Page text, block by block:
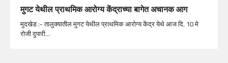
मुगट येथील प्राथमिक आरोग्य केंद्राच्या बागेत अचानक आग
मुदखेड :- तालुक्यातील मुगट येथील प्राथमिक आरोग्य केंद्र येथे आज दि. 10 मे
रोजी दुपारी…